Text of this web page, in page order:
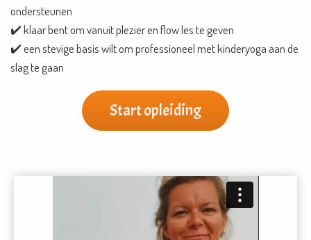
ondersteunen
✔️ klaar bent om vanuit plezier en flow les te geven
✔️ een stevige basis wilt om professioneel met kinderyoga aan de
slag te gaan
Start opleiding